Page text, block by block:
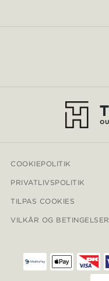
COOKIEPOLITIK
PRIVATLIVSPOLITIK
TILPAS COOKIES
VILKÅR OG BETINGELSER